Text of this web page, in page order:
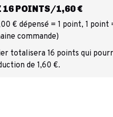
16 POINTS/1,60 €
€ dépensé = 1 point, 1
commande)
totalisera 16 points qui
de 1,60 €.